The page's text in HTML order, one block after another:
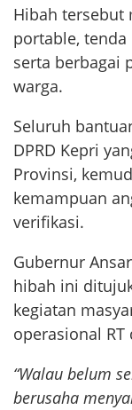
Hibah tersebut
portable,
serta berbagai
warga.
Seluruh
DPRD Kepri
Provinsi,
kemampuan
verifikasi.
Gubernur
hibah ini
kegiatan
operasional
“Walau belum
berusaha